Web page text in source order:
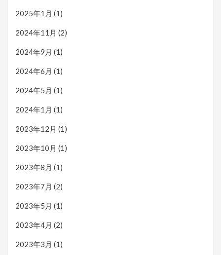
2025年1月 (1)
2024年11月 (2)
2024年9月 (1)
2024年6月 (1)
2024年5月 (1)
2024年1月 (1)
2023年12月 (1)
2023年10月 (1)
2023年8月 (1)
2023年7月 (2)
2023年5月 (1)
2023年4月 (2)
2023年3月 (1)